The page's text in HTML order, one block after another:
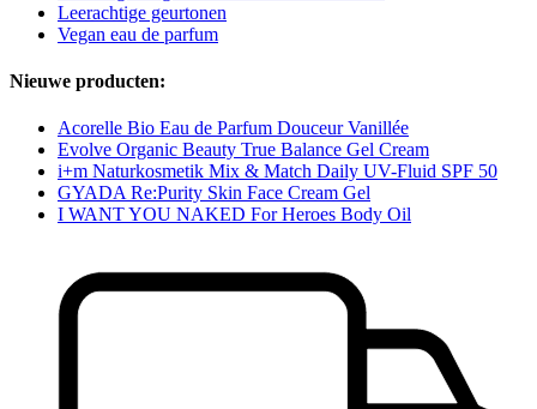
Leerachtige geurtonen
Vegan eau de parfum
Nieuwe producten:
Acorelle Bio Eau de Parfum Douceur Vanillée
Evolve Organic Beauty True Balance Gel Cream
i+m Naturkosmetik Mix & Match Daily UV-Fluid SPF 50
GYADA Re:Purity Skin Face Cream Gel
I WANT YOU NAKED For Heroes Body Oil